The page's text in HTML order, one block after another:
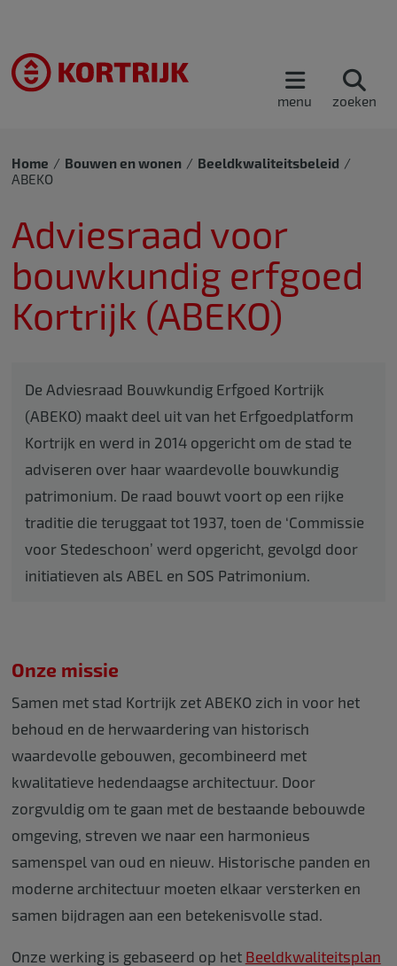
menu zoeken
Home Bouwen en wonen
Beeldkwaliteitsbeleid
ABEKO
Adviesraad voor
bouwkundig erfgoed
Kortrijk (ABEKO)
De Adviesraad Bouwkundig Erfgoed Kortrijk
(ABEKO) maakt deel uit van het Erfgoedplatform
Kortrijk en werd in 2014 opgericht om de stad te
adviseren over haar waardevolle bouwkundig
patrimonium. De raad bouwt voort op een rijke
traditie die teruggaat tot 1937, toen de ‘Commissie
voor Stedeschoon’ werd opgericht, gevolgd door
initiatieven als ABEL en SOS Patrimonium.
Onze missie
Samen met stad Kortrijk zet ABEKO zich in voor het
behoud en de herwaardering van historisch
waardevolle gebouwen, gecombineerd met
kwalitatieve hedendaagse architectuur. Door
zorgvuldig om te gaan met de bestaande bebouwde
omgeving, streven we naar een harmonieus
samenspel van oud en nieuw. Historische panden en
moderne architectuur moeten elkaar versterken en
samen bijdragen aan een betekenisvolle stad.
Onze werking is gebaseerd op het Beeldkwaliteitsplan